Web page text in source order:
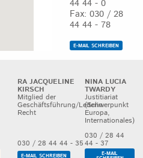
44 44 - 0
Fax: 030 / 28
44 44 - 78
E-MAIL SCHREIBEN
RA JACQUELINE
KIRSCH
Mitglied der
Geschäftsführung/Leiterin
Recht
030 / 28 44 44 - 35
E-MAIL SCHREIBEN
NINA LUCIA
TWARDY
Justitiariat
(Schwerpunkt
Europa,
Internationales)
030 / 28 44
44 - 37
E-MAIL